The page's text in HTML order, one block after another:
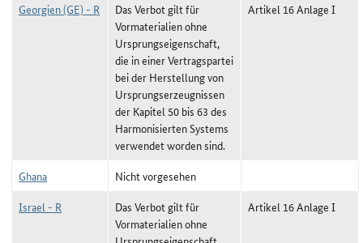
Georgien (GE) - R
Das Verbot gilt für
Vormaterialien ohne
Ursprungseigenschaft,
die in einer Vertragspartei
bei der Herstellung von
Ursprungserzeugnissen
der Kapitel 50 bis 63 des
Harmonisierten Systems
verwendet worden sind.
Artikel 16 Anlage I
Ghana
Nicht vorgesehen
Israel - R
Das Verbot gilt für
Vormaterialien ohne
Artikel 16 Anlage I